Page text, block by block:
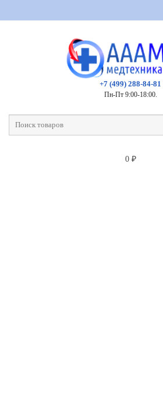
+7 (499) 288-84-81
Пн-Пт 9:00-18:00.
0 ₽